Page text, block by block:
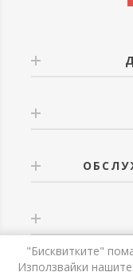
"Бисквитките"
Използвайки